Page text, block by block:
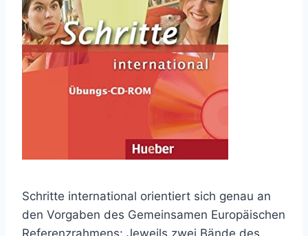
Schritte international orientiert sich genau an
den Vorgaben des Gemeinsamen Europäischen